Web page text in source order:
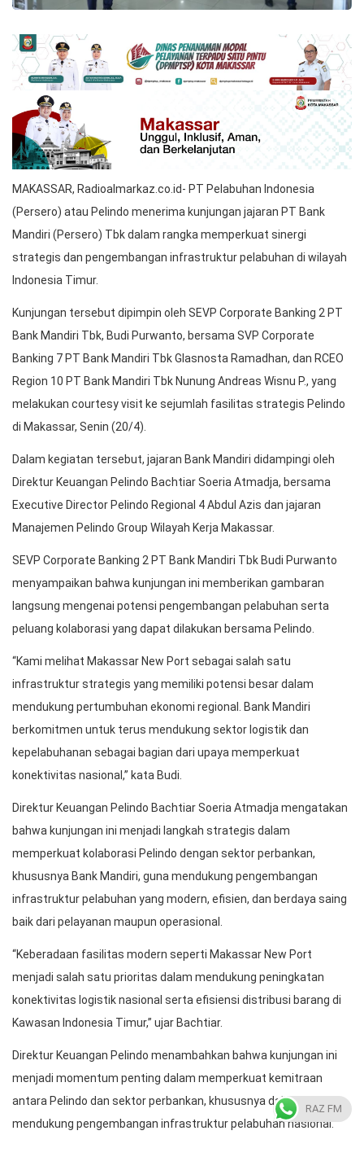
MAKASSAR, Radioalmarkaz.co.id- PT Pelabuhan Indonesia
(Persero) atau Pelindo menerima kunjungan jajaran PT Bank
Mandiri (Persero) Tbk dalam rangka memperkuat sinergi
strategis dan pengembangan infrastruktur pelabuhan di wilayah
Indonesia Timur.
Kunjungan tersebut dipimpin oleh SEVP Corporate Banking 2 PT
Bank Mandiri Tbk, Budi Purwanto, bersama SVP Corporate
Banking 7 PT Bank Mandiri Tbk Glasnosta Ramadhan, dan RCEO
Region 10 PT Bank Mandiri Tbk Nunung Andreas Wisnu P., yang
melakukan courtesy visit ke sejumlah fasilitas strategis Pelindo
di Makassar, Senin (20/4).
Dalam kegiatan tersebut, jajaran Bank Mandiri didampingi oleh
Direktur Keuangan Pelindo Bachtiar Soeria Atmadja, bersama
Executive Director Pelindo Regional 4 Abdul Azis dan jajaran
Manajemen Pelindo Group Wilayah Kerja Makassar.
SEVP Corporate Banking 2 PT Bank Mandiri Tbk Budi Purwanto
menyampaikan bahwa kunjungan ini memberikan gambaran
langsung mengenai potensi pengembangan pelabuhan serta
peluang kolaborasi yang dapat dilakukan bersama Pelindo.
“Kami melihat Makassar New Port sebagai salah satu
infrastruktur strategis yang memiliki potensi besar dalam
mendukung pertumbuhan ekonomi regional. Bank Mandiri
berkomitmen untuk terus mendukung sektor logistik dan
kepelabuhanan sebagai bagian dari upaya memperkuat
konektivitas nasional,” kata Budi.
Direktur Keuangan Pelindo Bachtiar Soeria Atmadja mengatakan
bahwa kunjungan ini menjadi langkah strategis dalam
memperkuat kolaborasi Pelindo dengan sektor perbankan,
khususnya Bank Mandiri, guna mendukung pengembangan
infrastruktur pelabuhan yang modern, efisien, dan berdaya saing
baik dari pelayanan maupun operasional.
“Keberadaan fasilitas modern seperti Makassar New Port
menjadi salah satu prioritas dalam mendukung peningkatan
konektivitas logistik nasional serta efisiensi distribusi barang di
Kawasan Indonesia Timur,” ujar Bachtiar.
Direktur Keuangan Pelindo menambahkan bahwa kunjungan ini
menjadi momentum penting dalam memperkuat kemitraan
antara Pelindo dan sektor perbankan, khususnya dalam
mendukung pengembangan infrastruktur pelabuhan nasional.
RAZ FM